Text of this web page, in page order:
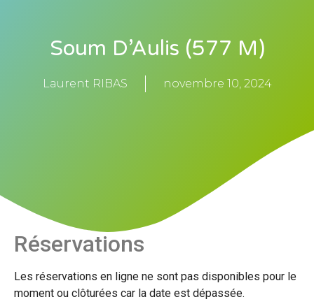
Soum D’Aulis (577 M)
Laurent RIBAS novembre 10, 2024
Réservations
Les réservations en ligne ne sont pas disponibles pour le
moment ou clôturées car la date est dépassée.